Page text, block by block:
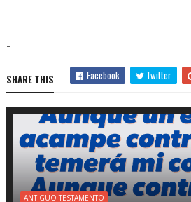
-
SHARE THIS Facebook Twitter
ANTIGUO TESTAMENTO